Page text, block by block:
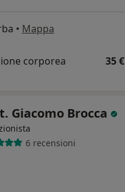
• Mappa
corporea 35 €
Giacomo Brocca
6 recensioni